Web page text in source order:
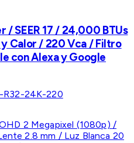
/ SEER 17 / 24,000 BTUs
y Calor / 220 Vca / Filtro
con Alexa y Google
R32-24K-220